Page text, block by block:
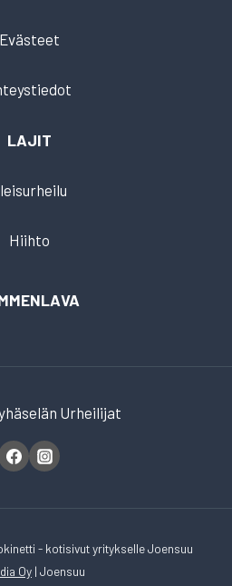
Evästeet
LAJIT
Hiihto
Urheilijat
Oy | Joensuu